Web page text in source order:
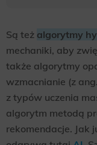
Są też algorytmy
mechaniki, aby
także algorytmy
wzmacnianie (z ang.
z typów uczenia
algorytm metodą
rekomendacje. Jak